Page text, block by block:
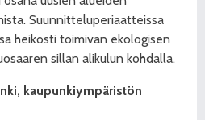
Suunnitteluperiaatteissa
heikosti toimivan ekologisen
sillan alikulun kohdalla.
kaupunkiympäristön